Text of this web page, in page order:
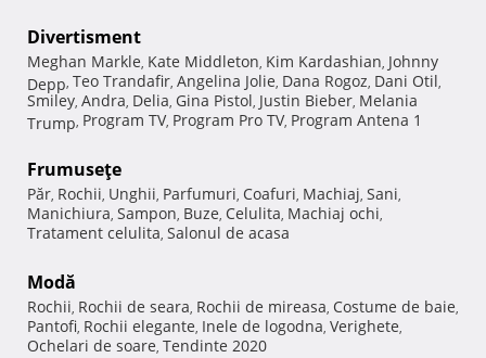
Divertisment
Meghan Markle, Kate Middleton, Kim Kardashian, Johnny
Depp, Teo Trandafir, Angelina Jolie, Dana Rogoz, Dani Otil,
Smiley, Andra, Delia, Gina Pistol, Justin Bieber, Melania
Trump, Program TV, Program Pro TV, Program Antena 1
Frumuseţe
Păr, Rochii, Unghii, Parfumuri, Coafuri, Machiaj, Sani,
Manichiura, Sampon, Buze, Celulita, Machiaj ochi,
Tratament celulita, Salonul de acasa
Modă
Rochii, Rochii de seara, Rochii de mireasa, Costume de baie,
Pantofi, Rochii elegante, Inele de logodna, Verighete,
Ochelari de soare, Tendinte 2020